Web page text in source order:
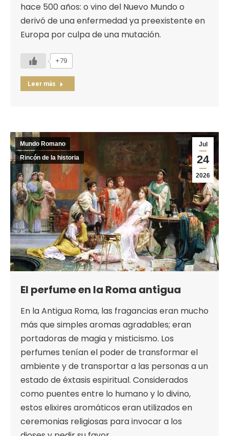
hace 500 años: o vino del Nuevo Mundo o
derivó de una enfermedad ya preexistente en
Europa por culpa de una mutación.
+79
Leer más
Jul
24
2026
Mundo Romano
Rincón de la historia
El perfume en la Roma antigua
En la Antigua Roma, las fragancias eran mucho
más que simples aromas agradables; eran
portadoras de magia y misticismo. Los
perfumes tenían el poder de transformar el
ambiente y de transportar a las personas a un
estado de éxtasis espiritual. Considerados
como puentes entre lo humano y lo divino,
estos elixires aromáticos eran utilizados en
ceremonias religiosas para invocar a los